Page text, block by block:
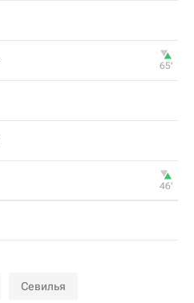
65‎’‎
46‎’‎
Севилья